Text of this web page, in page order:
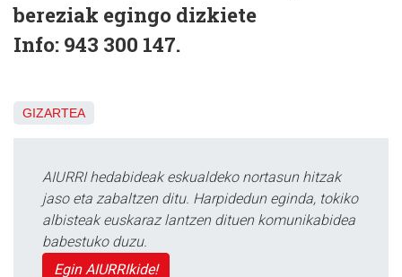
bereziak egingo dizkiete
Info: 943 300 147.
GIZARTEA
AIURRI hedabideak eskualdeko nortasun hitzak
jaso eta zabaltzen ditu. Harpidedun eginda, tokiko
albisteak euskaraz lantzen dituen komunikabidea
babestuko duzu.
Egin AIURRIkide!